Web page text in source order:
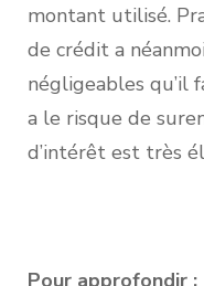
montant utilisé.
de crédit a
négligeables qu’il
a le risque de
d’intérêt est très